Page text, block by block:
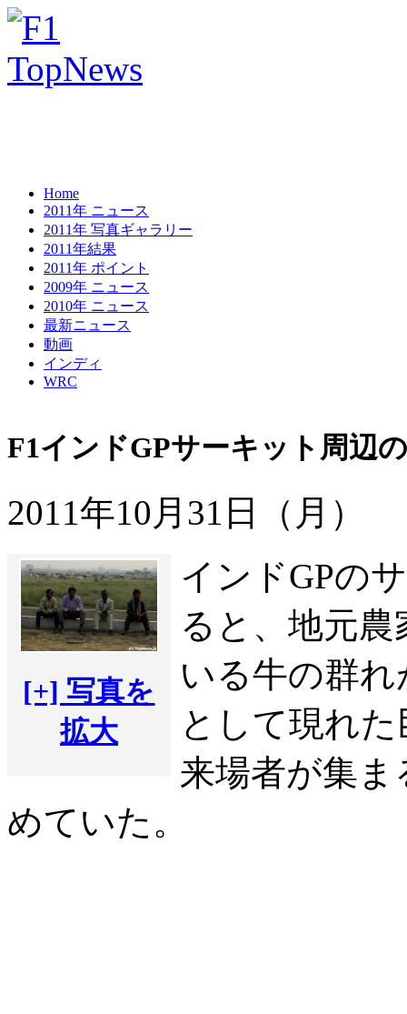
Home
2011年 ニュース
2011年 写真ギャラリー
2011年結果
2011年 ポイント
2009年 ニュース
2010年 ニュース
最新ニュース
動画
インディ
WRC
F1インドGPサーキット周辺
2011年10月31日（月）
[+] 写真を
拡大
インドGPの
ると、地元
いる牛の群
として現れ
来場者が集
めていた。